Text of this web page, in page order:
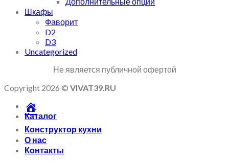
Шкафы
Фаворит
D2
D3
Uncategorized
Не является публичной офертой
Copyright 2026 © VIVAT39.RU
Каталог
Конструктор кухни
О нас
Контакты